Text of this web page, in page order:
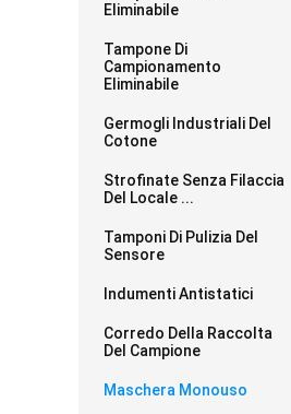
Eliminabile
Tampone Di
Campionamento
Eliminabile
Germogli Industriali Del
Cotone
Strofinate Senza Filaccia
Del Locale ...
Tamponi Di Pulizia Del
Sensore
Indumenti Antistatici
Corredo Della Raccolta
Del Campione
Maschera Monouso